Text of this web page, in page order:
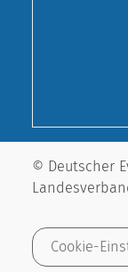
© Deutscher
Cookie-